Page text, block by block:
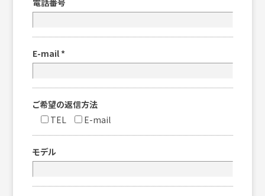
電話番号
E-mail *
ご希望の返信方法
TEL
E-mail
モデル